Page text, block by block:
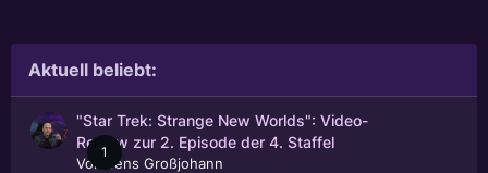
Aktuell beliebt:
1
"Star Trek: Strange New Worlds": Video-
Review zur 2. Episode der 4. Staffel
Von
Jens Großjohann